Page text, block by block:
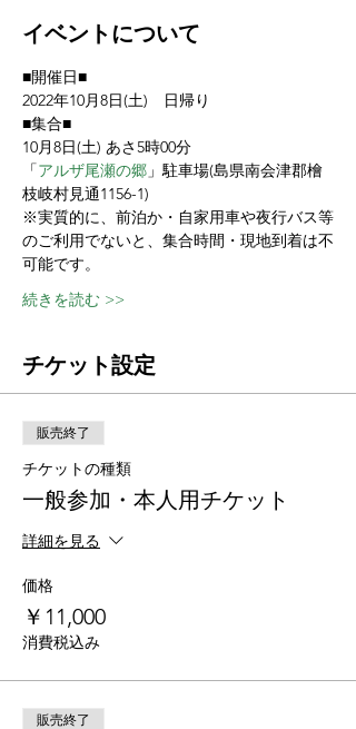
イベントについて
■開催日■
2022年10月8日(土)　日帰り
■集合■
10月8日(土) あさ5時00分
「アルザ尾瀬の郷 」駐車場(島県南会津郡檜
枝岐村見通1156-1)
※実質的に、前泊か・自家用車や夜行バス等
のご利用でないと、集合時間・現地到着は不
可能です。
続きを読む >>
チケット設定
販売終了
チケットの種類
一般参加・本人用チケット
詳細を見る
価格
￥11,000
消費税込み
販売終了